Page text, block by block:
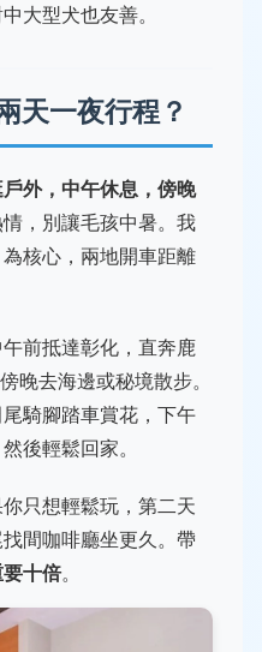
大型犬也友善。
天一夜行程？
外，中午休息，傍晚
，別讓毛孩中暑。我
核心，兩地開車距離
前抵達彰化，直奔鹿
晚去海邊或秘境散步。
騎腳踏車賞花，下午
後輕鬆回家。
只想輕鬆玩，第二天
間咖啡廳坐更久。帶
十倍。